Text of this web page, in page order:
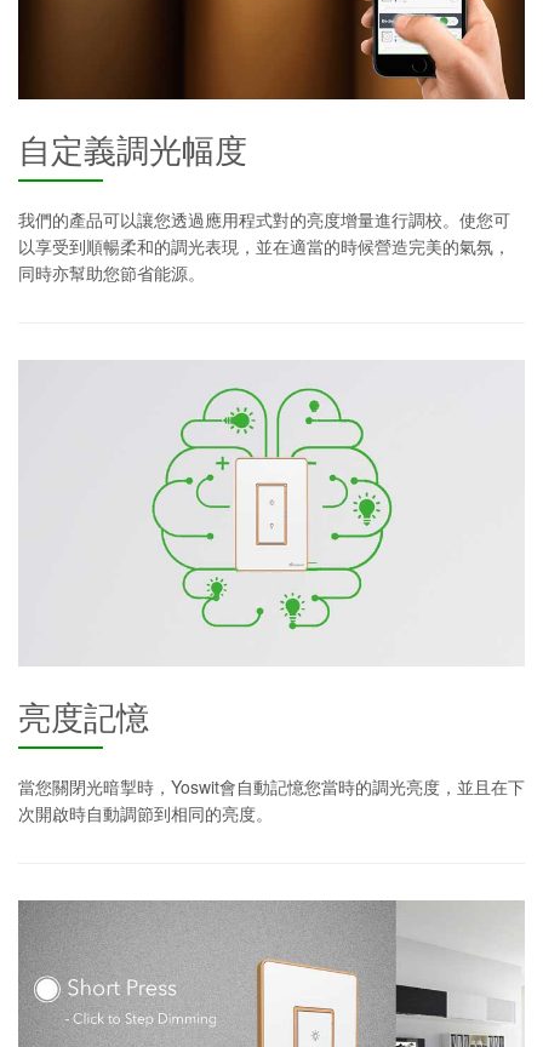
自定義調光幅度
我們的產品可以讓您透過應用程式對的亮度增量進行調校。使您可
以享受到順暢柔和的調光表現，並在適當的時候營造完美的氣氛，
同時亦幫助您節省能源。
亮度記憶
當您關閉光暗掣時，Yoswit會自動記憶您當時的調光亮度，並且在下
次開啟時自動調節到相同的亮度。